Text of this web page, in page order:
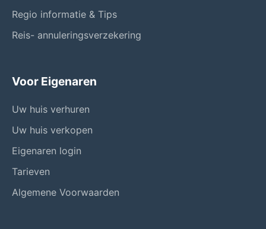
Regio informatie & Tips
Reis- annuleringsverzekering
Voor Eigenaren
Uw huis verhuren
Uw huis verkopen
Eigenaren login
Tarieven
Algemene Voorwaarden